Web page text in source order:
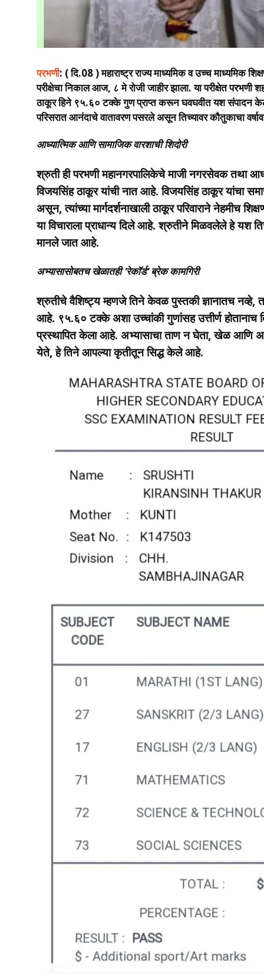
परभणी: ( दि.08 ) महाराष्ट्र राज्य माध्यमिक व उच्च माध्यमिक
परीक्षेचानिकालआज, ८ मे रोजी जाहीर झाला. या परीक्षेत परभणी
ठाकूर हिने ९५.६० टक्के गुण प्राप्त करून घवघवीत यश संपादन केले
परिसरात आनंदाचे वातावरण पसरले असून तिच्यावर कौतुकाचा
आध्यात्मिक आणि सामाजिक वारशाची शिदोरी
श्रुती ही परभणी महानगरपालिकेचे माजी नगरसेवक तथा
विजयसिंह ठाकूर यांची नात आहे. विजयसिंह ठाकूर यांचा
असून, त्यांच्या मार्गदर्शनाखाली ठाकूर परिवाराने नेहमीच
या विचाराला प्राधान्य दिले आहे. श्रुतीने मिळवलेले हे यश
मानले जात आहे.
अभ्यासासोबतच खेळातही ‘रेकॉर्ड’ ब्रेक कामगिरी
श्रुतीचे वैशिष्ट्य म्हणजे तिने केवळ पुस्तकी ज्ञानातच नव्हे,
आहे. ९५.६० टक्के अशा उच्चांकी गुणांसह उत्तीर्ण होतानाच
प्रस्थापित केला आहे. अभ्यासाचा ताण न घेता, खेळ आणि
येते, हे तिने आपल्या कृतीतून सिद्ध केले आहे.